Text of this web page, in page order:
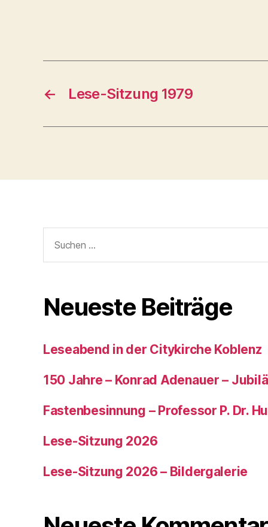
← Lese-Sitzung 1979
Neueste Beiträge
Leseabend in der Citykirche Koblenz
150 Jahre – Konrad Adenauer –
Fastenbesinnung – Professor P. Dr.
Lese-Sitzung 2026
Lese-Sitzung 2026 – Bildergalerie